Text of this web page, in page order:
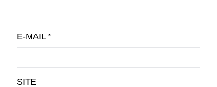
E-MAIL *
SITE